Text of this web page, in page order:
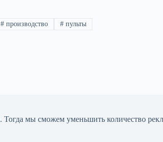
# производство # пульты
. Тогда мы сможем уменьшить количество